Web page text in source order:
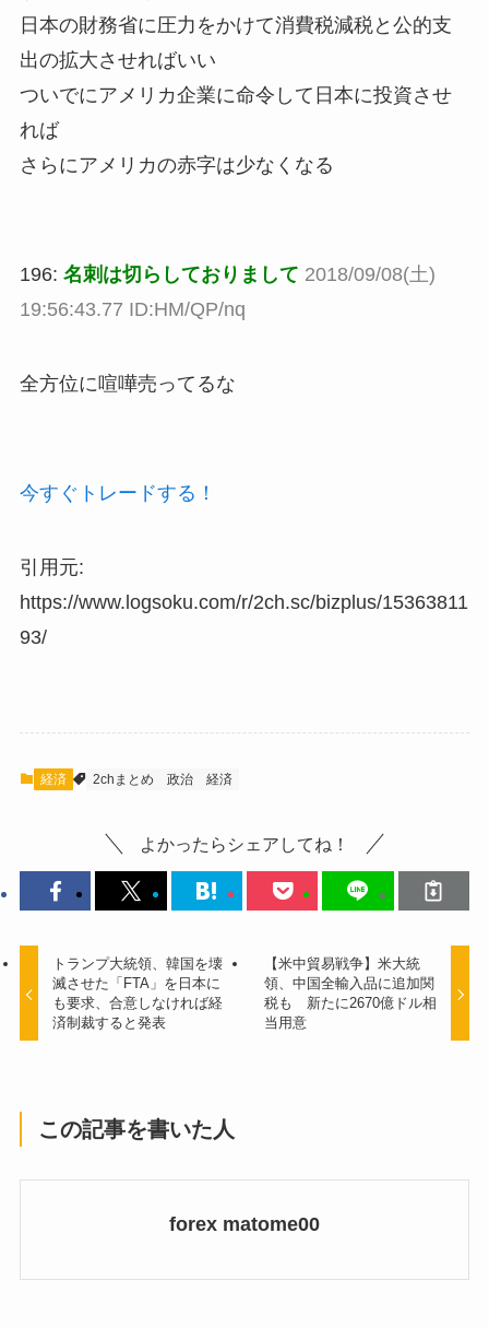
日本の財務省に圧力をかけて消費税減税と公的支
出の拡大させればいい
ついでにアメリカ企業に命令して日本に投資させ
れば
さらにアメリカの赤字は少なくなる
196: 名刺は切らしておりまして 2018/09/08(土)
19:56:43.77 ID:HM/QP/nq
全方位に喧嘩売ってるな
今すぐトレードする！
引用元:
https://www.logsoku.com/r/2ch.sc/bizplus/15363811
93/
経済 2chまとめ 政治 経済
よかったらシェアしてね！
トランプ大統領、韓国を壊
滅させた「FTA」を日本に
も要求、合意しなければ経
済制裁すると発表
【米中貿易戦争】米大統
領、中国全輸入品に追加関
税も 新たに2670億ドル相
当用意
この記事を書いた人
forex matome00